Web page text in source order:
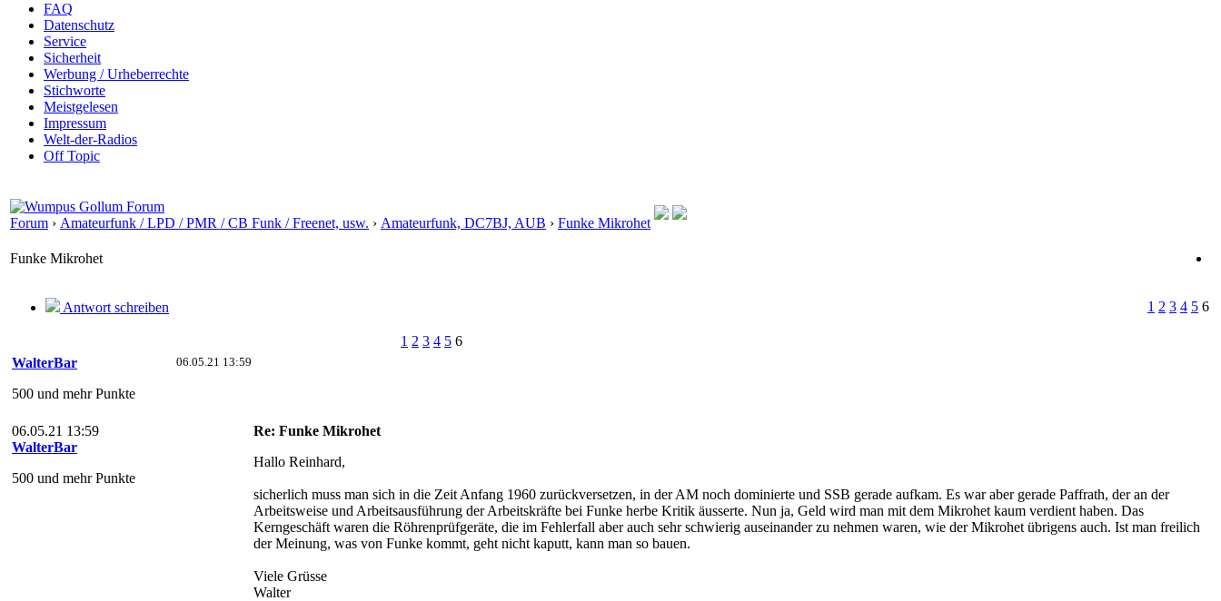
FAQ
Datenschutz
Service
Sicherheit
Werbung / Urheberrechte
Stichworte
Meistgelesen
Impressum
Welt-der-Radios
Off Topic
Forum › Amateurfunk / LPD / PMR / CB Funk / Freenet, usw. › Amateurfunk, DC7BJ, AUB › Funke Mikrohet
Funke Mikrohet
Antwort schreiben 1 2 3 4 5 6
1 2 3 4 5 6
06.05.21 13:59
WalterBar
500 und mehr Punkte
06.05.21 13:59
WalterBar
500 und mehr Punkte
Re: Funke Mikrohet
Hallo Reinhard,
sicherlich muss man sich in die Zeit Anfang 1960 zurückversetzen, in der AM noch dominierte und SSB gerade aufkam. Es war aber gerade Paffrath, der an der
Arbeitsweise und Arbeitsausführung der Arbeitskräfte bei Funke herbe Kritik äusserte. Nun ja, Geld wird man mit dem Mikrohet kaum verdient haben. Das
Kerngeschäft waren die Röhrenprüfgeräte, die im Fehlerfall aber auch sehr schwierig auseinander zu nehmen waren, wie der Mikrohet übrigens auch. Ist man freilich
der Meinung, was von Funke kommt, geht nicht kaputt, kann man so bauen.
Viele Grüsse
Walter